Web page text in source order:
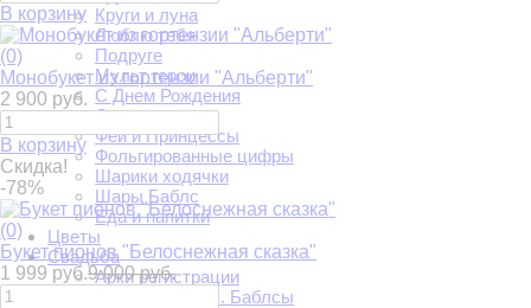
Круги и луна
Люблю тебя
Подруге
Мульт герои
С Днем Рождения
Сердца
Феи и Принцессы
Фольгированные цифры
Шарики ходячки
Шары Баблс
Еда и напитки
Цветы
Свадьба
Арки регистрации
Большие шары. Баблсы
В корзину
(0)
Монобукет из гортензии "Альберти"
2 900 руб.
В корзину
Скидка!
-78%
(0)
Букет пионов "Белоснежная сказка"
1 999 руб.9 000 руб.